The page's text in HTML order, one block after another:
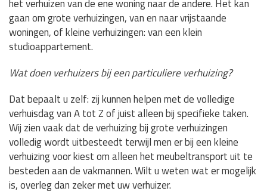
het verhuizen van de ene woning naar de andere. Het kan
gaan om grote verhuizingen, van en naar vrijstaande
woningen, of kleine verhuizingen: van een klein
studioappartement.
Wat doen verhuizers bij een particuliere verhuizing?
Dat bepaalt u zelf: zij kunnen helpen met de volledige
verhuisdag van A tot Z of juist alleen bij specifieke taken.
Wij zien vaak dat de verhuizing bij grote verhuizingen
volledig wordt uitbesteedt terwijl men er bij een kleine
verhuizing voor kiest om alleen het meubeltransport uit te
besteden aan de vakmannen. Wilt u weten wat er mogelijk
is, overleg dan zeker met uw verhuizer.